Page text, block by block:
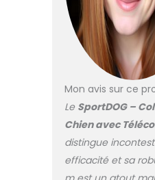
Mon avis sur ce
Le SportDOG –
Chien avec
distingue
efficacité et sa